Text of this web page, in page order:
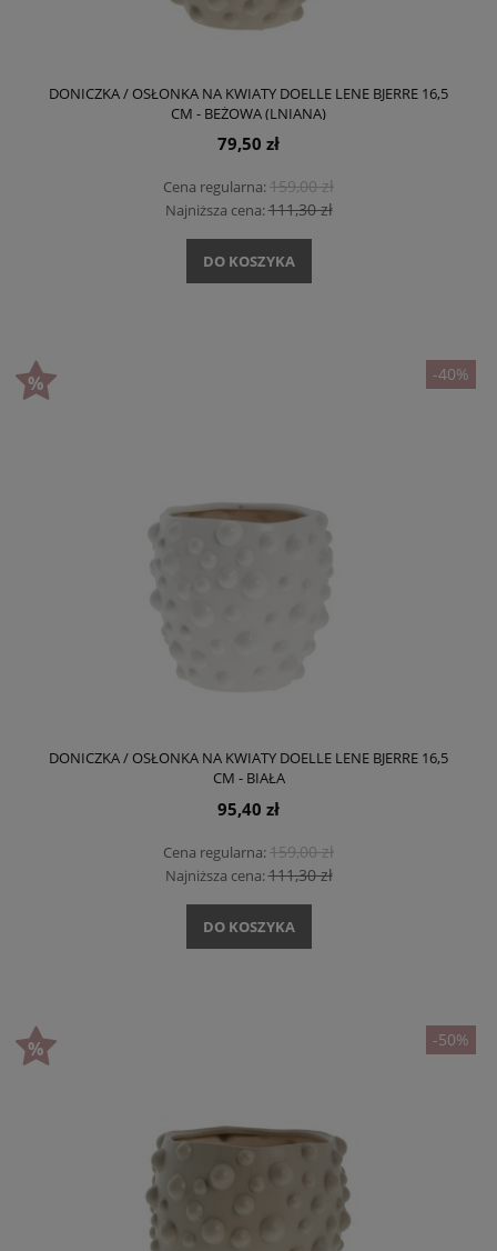
DONICZKA / OSŁONKA NA KWIATY DOELLE LENE BJERRE 16,5
CM - BEŻOWA (LNIANA)
79,50 zł
Cena regularna:159,00 zł
Najniższa cena:111,30 zł
DO KOSZYKA
DONICZKA / OSŁONKA NA KWIATY DOELLE LENE BJERRE 16,5
CM - BIAŁA
95,40 zł
Cena regularna:159,00 zł
Najniższa cena:111,30 zł
DO KOSZYKA
-40%
-50%